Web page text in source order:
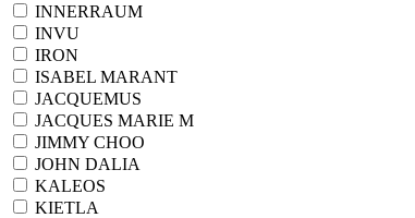
INNERRAUM
INVU
IRON
ISABEL MARANT
JACQUEMUS
JACQUES MARIE M
JIMMY CHOO
JOHN DALIA
KALEOS
KIETLA